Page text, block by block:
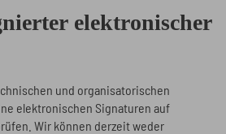
elektronischer
und organisatorischen
elektronischen Signaturen auf
Wir können derzeit weder